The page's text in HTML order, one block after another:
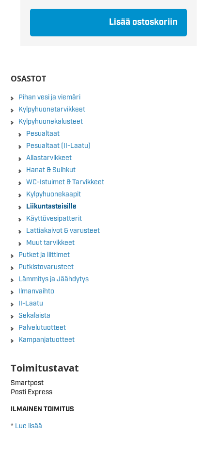
Lisää ostoskoriin
OSASTOT
Pihan vesi ja viemäri
Kylpyhuonetarvikkeet
Kylpyhuonekalusteet
Pesualtaat
Pesualtaat (II-Laatu)
Allastarvikkeet
Hanat & Suihkut
WC-Istuimet & Tarvikkeet
Kylpyhuonekaapit
Liikuntasteisille
Käyttövesipatterit
Lattiakaivot & varusteet
Muut tarvikkeet
Putket ja liittimet
Putkistovarusteet
Lämmitys ja Jäähdytys
Ilmanvaihto
II-Laatu
Sekalaista
Palvelutuotteet
Kampanjatuotteet
Toimitustavat
Smartpost
Posti Express
ILMAINEN TOIMITUS
* Lue lisää